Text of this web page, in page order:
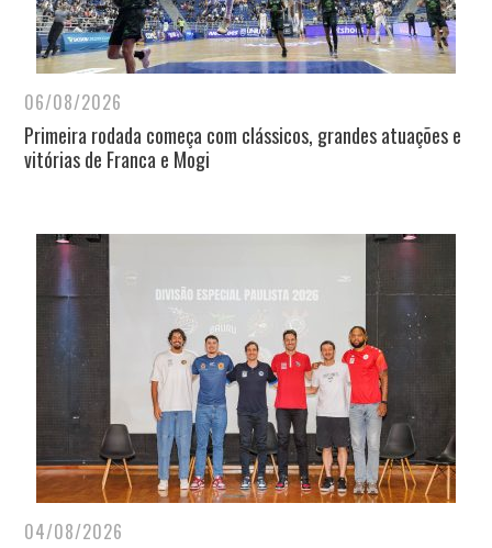
06/08/2026
Primeira rodada começa com clássicos, grandes atuações e
vitórias de Franca e Mogi
04/08/2026